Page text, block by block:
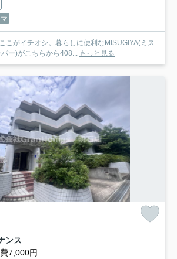
こがイチオシ。暮らしに便利なMISUGIYA(ミス
ー)がこちらから408... もっと見る
ンス
7,000円